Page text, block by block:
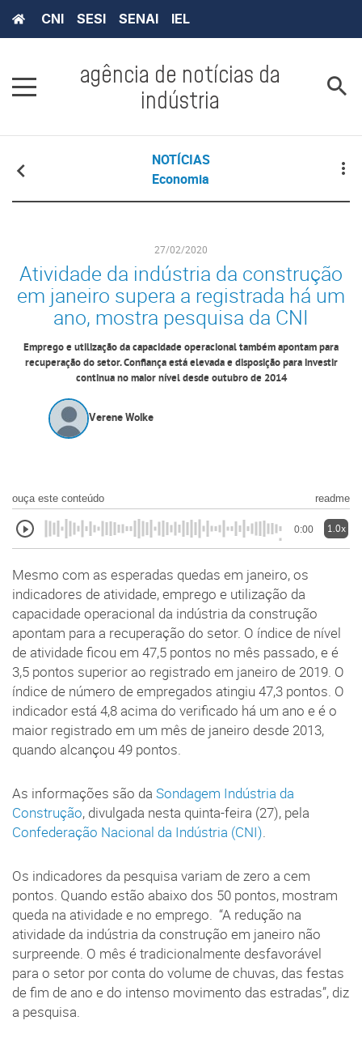
CNI SESI SENAI IEL
agência de notícias da
indústria
NOTÍCIAS
Economia
27/02/2020
Atividade da indústria da construção
em janeiro supera a registrada há um
ano, mostra pesquisa da CNI
Emprego e utilização da capacidade operacional também apontam para
recuperação do setor. Confiança está elevada e disposição para investir
continua no maior nível desde outubro de 2014
Verene Wolke
ouça este conteúdo readme
0:00 1.0x
Mesmo com as esperadas quedas em janeiro, os
indicadores de atividade, emprego e utilização da
capacidade operacional da indústria da construção
apontam para a recuperação do setor. O índice de nível
de atividade ficou em 47,5 pontos no mês passado, e é
3,5 pontos superior ao registrado em janeiro de 2019. O
índice de número de empregados atingiu 47,3 pontos. O
indicador está 4,8 acima do verificado há um ano e é o
maior registrado em um mês de janeiro desde 2013,
quando alcançou 49 pontos.
As informações são da Sondagem Indústria da
Construção, divulgada nesta quinta-feira (27), pela
Confederação Nacional da Indústria (CNI).
Os indicadores da pesquisa variam de zero a cem
pontos. Quando estão abaixo dos 50 pontos, mostram
queda na atividade e no emprego. “A redução na
atividade da indústria da construção em janeiro não
surpreende. O mês é tradicionalmente desfavorável
para o setor por conta do volume de chuvas, das festas
de fim de ano e do intenso movimento das estradas”, diz
a pesquisa.